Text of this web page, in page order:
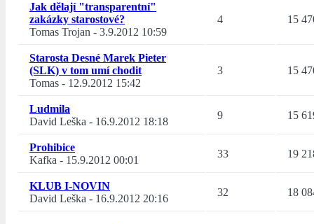
Jak dělají "transparentní"
zakázky starostové?
Tomas Trojan - 3.9.2012 10:59
4 15
Starosta Desné Marek Pieter
(SLK) v tom umí chodit
Tomas - 12.9.2012 15:42
3 15
Ludmila
David Leška - 16.9.2012 18:18
9 15
Prohibice
Kafka - 15.9.2012 00:01
33 19
KLUB I-NOVIN
David Leška - 16.9.2012 20:16
32 18